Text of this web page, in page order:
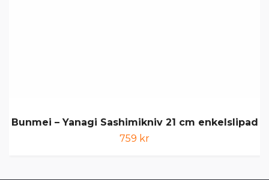
Bunmei – Yanagi Sashimikniv 21 cm enkelslipad
759 kr